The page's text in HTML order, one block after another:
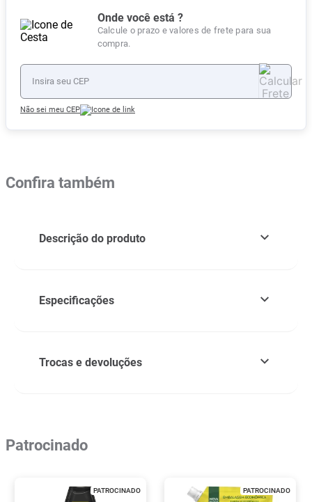
Onde você está ?
Calcule o prazo e valores de frete para sua
compra.
Não sei meu CEP
Confira também
Descrição do produto
Especificações
Trocas e devoluções
Patrocinado
PATROCINADO PATROCINADO